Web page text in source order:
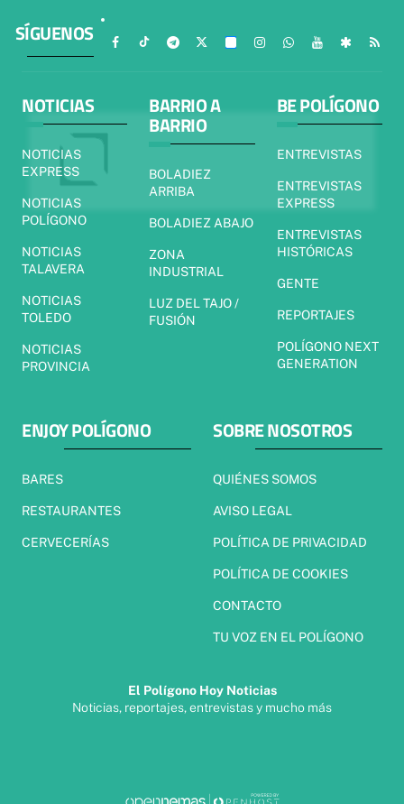
SÍGUENOS
NOTICIAS
NOTICIAS
EXPRESS
NOTICIAS
POLÍGONO
NOTICIAS
TALAVERA
NOTICIAS
TOLEDO
NOTICIAS
PROVINCIA
BARRIO A
BARRIO
BOLADIEZ
ARRIBA
BOLADIEZ ABAJO
ZONA
INDUSTRIAL
LUZ DEL TAJO /
FUSIÓN
BE POLÍGONO
ENTREVISTAS
ENTREVISTAS
EXPRESS
ENTREVISTAS
HISTÓRICAS
GENTE
REPORTAJES
POLÍGONO NEXT
GENERATION
ENJOY POLÍGONO
BARES
RESTAURANTES
CERVECERÍAS
SOBRE NOSOTROS
QUIÉNES SOMOS
AVISO LEGAL
POLÍTICA DE PRIVACIDAD
POLÍTICA DE COOKIES
CONTACTO
TU VOZ EN EL POLÍGONO
El Polígono Hoy Noticias
Noticias, reportajes, entrevistas y mucho más